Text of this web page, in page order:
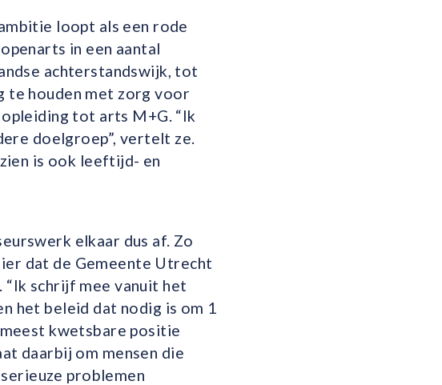
loopt als een rode
in een aantal
achterstandswijk, tot
te houden met zorg voor
tot arts M+G. “Ik
doelgroep”, vertelt ze.
is ook leeftijd- en
elkaar dus af. Zo
dat de Gemeente Utrecht
schrijf mee vanuit het
het beleid dat nodig is om 1
kwetsbare positie
daarbij om mensen die
problemen